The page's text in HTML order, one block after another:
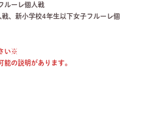
ルーレ個人戦
、新小学校4年生以下女子フルーレ個
い※
の説明があります。